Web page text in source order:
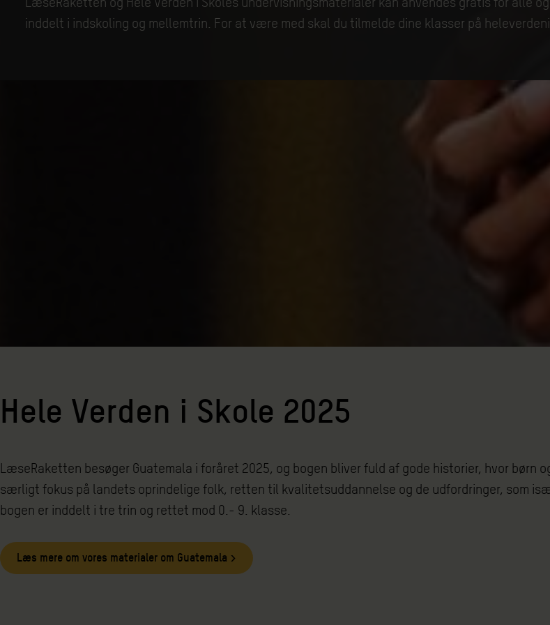
inddelt i indskoling og mellemtrin. For at være med skal du tilmelde dine klasser på
Hele Verden i Skole 2025
LæseRaketten besøger Guatemala i foråret 2025, og bogen bliver fuld af gode historier, hvor
særligt fokus på landets oprindelige folk, retten til kvalitetsuddannelse og de udfordringer, som
bogen er inddelt i tre trin og rettet mod 0.- 9. klasse.
Læs mere om vores materialer om Guatemala >